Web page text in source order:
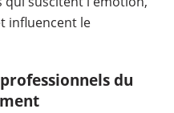
influencent le
du